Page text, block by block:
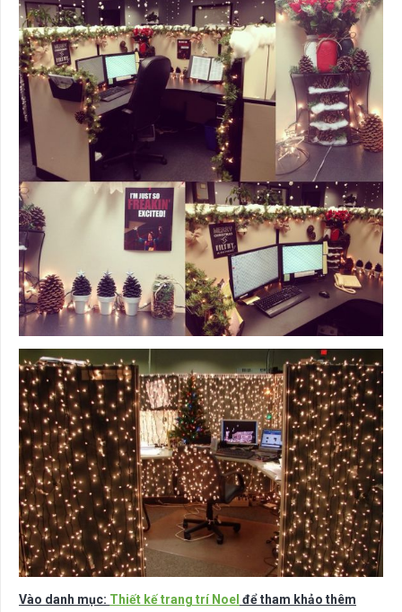
Vào danh mục: Thiết kế trang trí Noel để tham khảo thêm